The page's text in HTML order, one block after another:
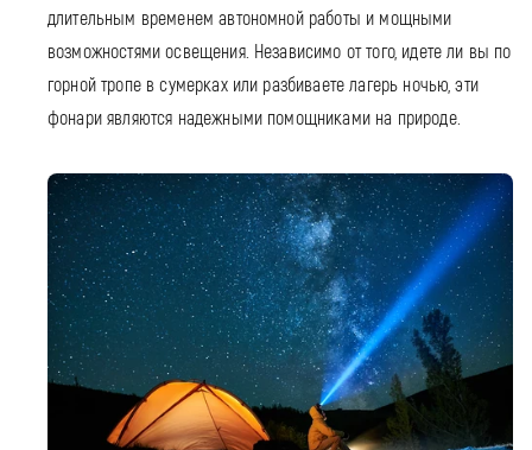
длительным временем автономной работы и мощными
возможностями освещения. Независимо от того, идете ли вы по
горной тропе в сумерках или разбиваете лагерь ночью, эти
фонари являются надежными помощниками на природе.